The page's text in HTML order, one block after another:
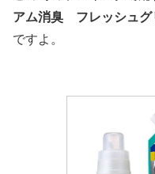
アム消臭 フレッシュグ
ですよ。